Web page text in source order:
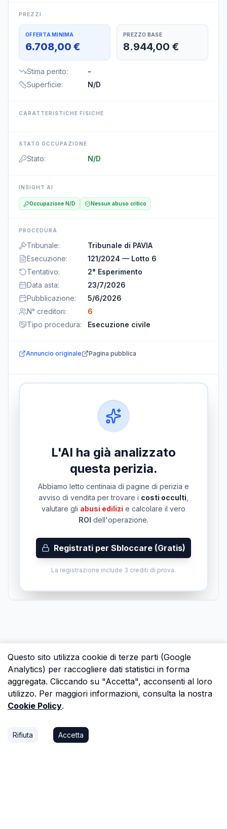
PREZZI
OFFERTA MINIMA
6.708,00 €
PREZZO BASE
8.944,00 €
Stima perito:
-
Superficie: N/D
CARATTERISTICHE FISICHE
STATO OCCUPAZIONE
Stato: N/D
INSIGHT AI
Occupazione N/D Nessun abuso critico
PROCEDURA
Tribunale:
Tribunale di PAVIA
Esecuzione:
121/2024 — Lotto 6
Tentativo:
2° Esperimento
Data asta:
23/7/2026
Pubblicazione:
5/6/2026
N° creditori:
6
Tipo procedura: Esecuzione civile
Annuncio originale Pagina pubblica
L'AI ha già analizzato
questa perizia.
Abbiamo letto centinaia di pagine di perizia e
avviso di vendita per trovare i costi occulti
valutare gli abusi edilizi e calcolare il vero
ROI dell'operazione.
Registrati per Sbloccare (Gratis)
La registrazione include 3 crediti di prova.
Questo sito utilizza cookie di terze parti (Google
Analytics) per raccogliere dati statistici in forma
aggregata. Cliccando su "Accetta", acconsenti al loro
utilizzo. Per maggiori informazioni, consulta la nostra
Cookie Policy.
Rifiuta Accetta